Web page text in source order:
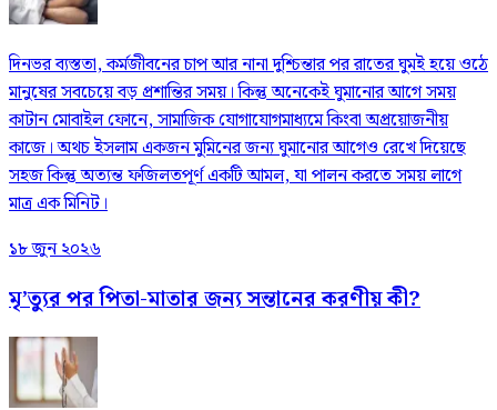
দিনভর ব্যস্ততা, কর্মজীবনের চাপ আর নানা দুশ্চিন্তার পর রাতের ঘুমই হয়ে ওঠে
মানুষের সবচেয়ে বড় প্রশান্তির সময়। কিন্তু অনেকেই ঘুমানোর আগে সময়
কাটান মোবাইল ফোনে, সামাজিক যোগাযোগমাধ্যমে কিংবা অপ্রয়োজনীয়
কাজে। অথচ ইসলাম একজন মুমিনের জন্য ঘুমানোর আগেও রেখে দিয়েছে
সহজ কিন্তু অত্যন্ত ফজিলতপূর্ণ একটি আমল, যা পালন করতে সময় লাগে
মাত্র এক মিনিট।
১৮ জুন ২০২৬
মৃ’ত্যুর পর পিতা-মাতার জন্য সন্তানের করণীয় কী?